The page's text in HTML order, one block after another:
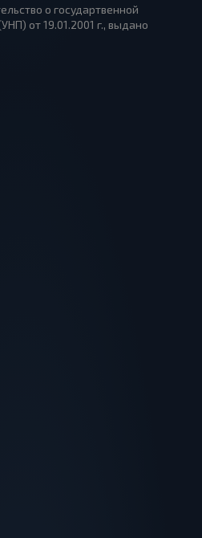
о государтвенной
от 19.01.2001 г., выдано